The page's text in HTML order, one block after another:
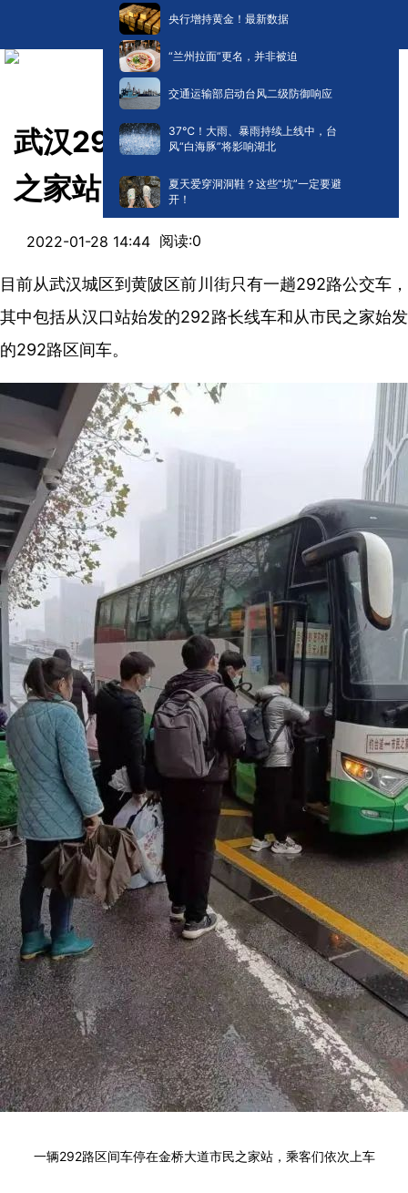
央行增持黄金！最新数据
“兰州拉面”更名，并非被迫
交通运输部启动台风二级防御响应
​37℃！大雨、暴雨持续上线中，台
风“白海豚”将影响湖北
夏天爱穿洞洞鞋？这些“坑”一定要避
开！
武汉292路公交能否停靠市民
之家站？相关部门回复了
2022-01-28 14:44 阅读:0
目前从武汉城区到黄陂区前川街只有一趟292路公交车，
其中包括从汉口站始发的292路长线车和从市民之家始发
的292路区间车。
一辆292路区间车停在金桥大道市民之家站，乘客们依次上车